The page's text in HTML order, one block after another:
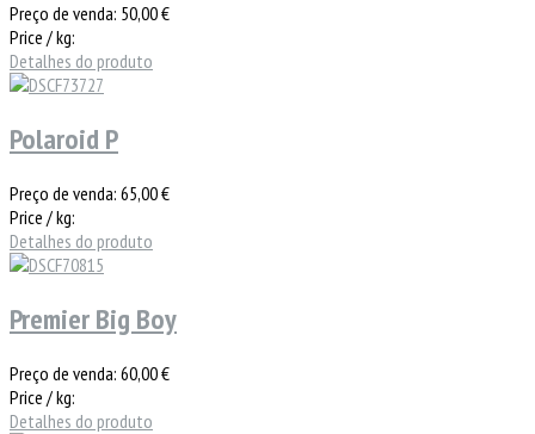
Preço de venda: 50,00 €
Price / kg:
Detalhes do produto
Polaroid P
Preço de venda: 65,00 €
Price / kg:
Detalhes do produto
Premier Big Boy
Preço de venda: 60,00 €
Price / kg:
Detalhes do produto